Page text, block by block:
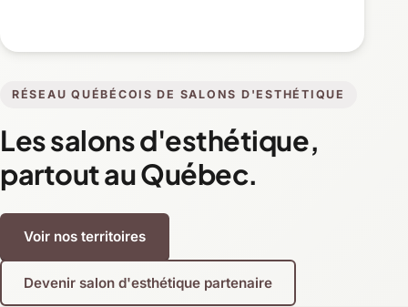
RÉSEAU QUÉBÉCOIS DE SALONS D'ESTHÉTIQUE
Les salons d'esthétique,
partout au Québec.
Voir nos territoires
Devenir salon d'esthétique partenaire